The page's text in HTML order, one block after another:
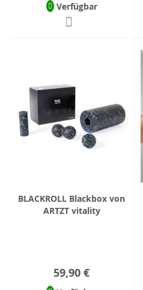
Verfügbar
BLACKROLL Blackbox von
ARTZT vitality
59,90 €